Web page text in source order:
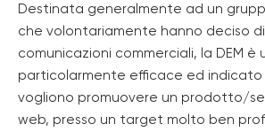
Destinata generalmente ad un
che volontariamente hanno deciso
comunicazioni commerciali, la DEM è
particolarmente efficace ed indicato
vogliono promuovere un prodotto/
web, presso un target molto ben